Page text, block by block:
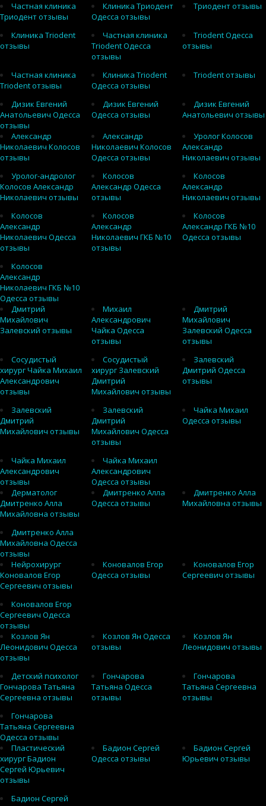
Частная клиника
Триодент отзывы
Клиника Триодент
Одесса отзывы
Триодент отзывы
Клиника Triodent
отзывы
Частная клиника
Triodent Одесса
отзывы
Triodent Одесса
отзывы
Частная клиника
Triodent отзывы
Клиника Triodent
Одесса отзывы
Triodent отзывы
Дизик Евгений
Анатольевич Одесса
отзывы
Дизик Евгений
Одесса отзывы
Дизик Евгений
Анатольевич отзывы
Александр
Николаевич Колосов
отзывы
Александр
Николаевич Колосов
Одесса отзывы
Уролог Колосов
Александр
Николаевич отзывы
Уролог-андролог
Колосов Александр
Николаевич отзывы
Колосов
Александр Одесса
отзывы
Колосов
Александр
Николаевич отзывы
Колосов
Александр
Николаевич Одесса
отзывы
Колосов
Александр
Николаевич ГКБ №10
отзывы
Колосов
Александр ГКБ №10
Одесса отзывы
Колосов
Александр
Николаевич ГКБ №10
Одесса отзывы
Дмитрий
Михайлович
Залевский отзывы
Михаил
Александрович
Чайка Одесса
отзывы
Дмитрий
Михайлович
Залевский Одесса
отзывы
Сосудистый
хирург Чайка Михаил
Александрович
отзывы
Сосудистый
хирург Залевский
Дмитрий
Михайлович отзывы
Залевский
Дмитрий Одесса
отзывы
Залевский
Дмитрий
Михайлович отзывы
Залевский
Дмитрий
Михайлович Одесса
отзывы
Чайка Михаил
Одесса отзывы
Чайка Михаил
Александрович
отзывы
Чайка Михаил
Александрович
Одесса отзывы
Дерматолог
Дмитренко Алла
Михайловна отзывы
Дмитренко Алла
Одесса отзывы
Дмитренко Алла
Михайловна отзывы
Дмитренко Алла
Михайловна Одесса
отзывы
Нейрохирург
Коновалов Егор
Сергеевич отзывы
Коновалов Егор
Одесса отзывы
Коновалов Егор
Сергеевич отзывы
Коновалов Егор
Сергеевич Одесса
отзывы
Козлов Ян
Леонидович Одесса
отзывы
Козлов Ян Одесса
отзывы
Козлов Ян
Леонидович отзывы
Детский психолог
Гончарова Татьяна
Сергеевна отзывы
Гончарова
Татьяна Одесса
отзывы
Гончарова
Татьяна Сергеевна
отзывы
Гончарова
Татьяна Сергеевна
Одесса отзывы
Пластический
хирург Бадион
Сергей Юрьевич
отзывы
Бадион Сергей
Одесса отзывы
Бадион Сергей
Юрьевич отзывы
Бадион Сергей